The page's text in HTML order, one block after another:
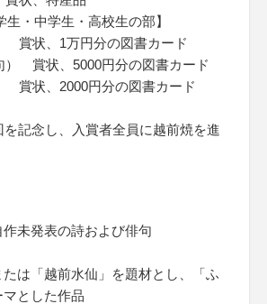
生・中学生・高校生の部】
賞状、1万円分の図書カード
） 賞状、5000円分の図書カード
賞状、2000円分の図書カード
記念し、入賞者全員に越前焼を進
未発表の詩および俳句
たは「越前水仙」を題材とし、「ふ
とした作品